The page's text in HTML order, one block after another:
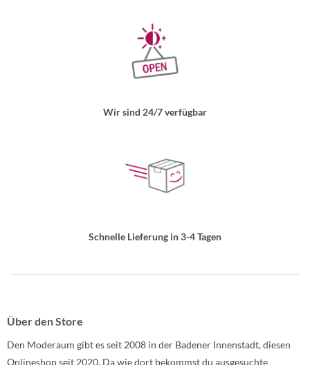
Wir sind 24/7 verfügbar
Schnelle Lieferung in 3-4 Tagen
Über den Store
Den Moderaum gibt es seit 2008 in der Badener Innenstadt, diesen
Onlineshop seit 2020. Da wie dort bekommst du ausgesuchte